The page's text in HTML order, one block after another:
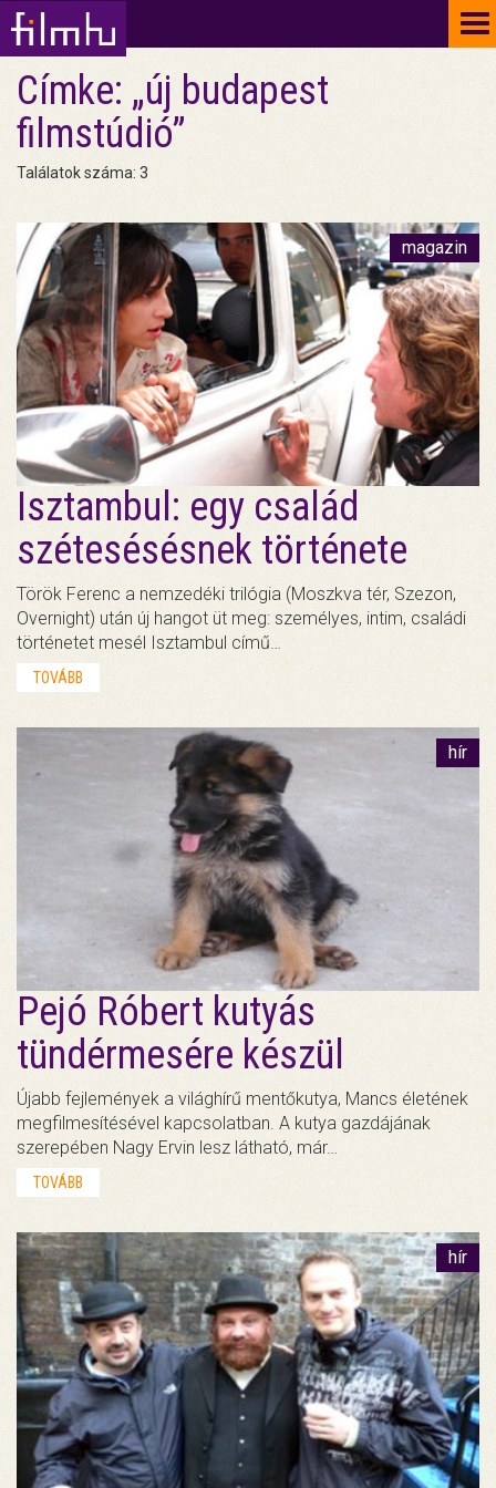
Címke: „új budapest
filmstúdió”
Találatok száma: 3
magazin
Isztambul: egy család
szétesésésnek története
Török Ferenc a nemzedéki trilógia (Moszkva tér, Szezon,
Overnight) után új hangot üt meg: személyes, intim, családi
történetet mesél Isztambul című…
TOVÁBB
hír
Pejó Róbert kutyás
tündérmesére készül
Újabb fejlemények a világhírű mentőkutya, Mancs életének
megfilmesítésével kapcsolatban. A kutya gazdájának
szerepében Nagy Ervin lesz látható, már…
TOVÁBB
hír